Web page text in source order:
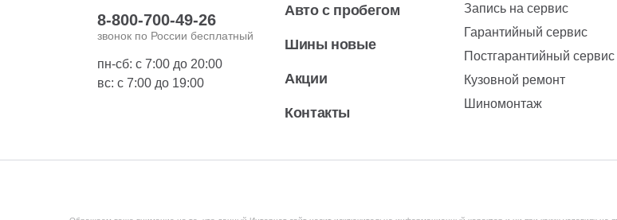
8-800-700-49-26
звонок по России бесплатный
пн-сб: с 7:00 до 20:00
вс: с 7:00 до 19:00
Авто с пробегом
Шины новые
Акции
Контакты
Запись на сервис
Гарантийный сервис
Постгарантийный сервис
Кузовной ремонт
Шиномонтаж